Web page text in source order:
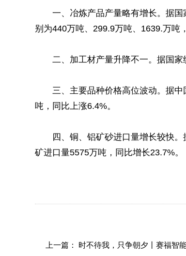
一、冶炼产品产量略有增长。据
别为440万吨、299.9万吨、1639.万吨
二、加工材产量升降不一。据国
三、主要品种价格高位波动。据
吨，同比上涨6.4%。
四、铜、铝矿砂进口量增长较快
矿进口量5575万吨，同比增长23.7%。
上一篇： 时不待我，只争朝夕丨赛福智